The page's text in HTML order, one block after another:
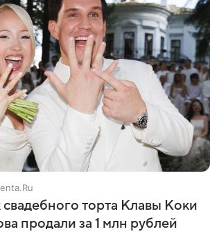
торта Клавы Коки
продали за 1 млн рублей